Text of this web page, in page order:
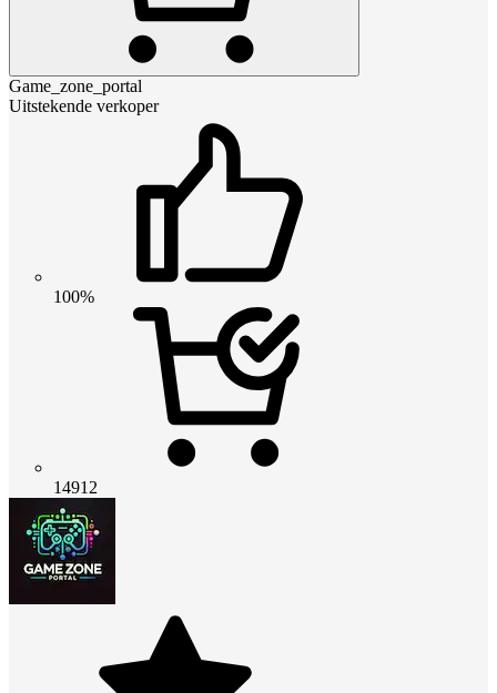
Game_zone_portal
Uitstekende verkoper
100%
14912